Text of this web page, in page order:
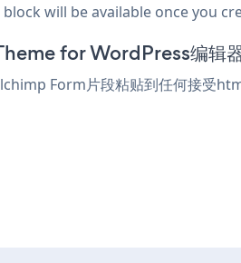
block will be available once you
for WordPress编辑
Form片段粘贴到任何接受